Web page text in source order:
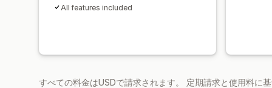
All features included
すべての料金はUSDで請求されます。 定期請求と使用料に